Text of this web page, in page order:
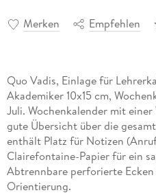
Merken Empfehlen
Quo Vadis, Einlage für
Akademiker 10x15 cm,
Juli. Wochenkalender mit
gute Übersicht über die
enthält Platz für Notizen
Clairefontaine-Papier für ein
Abtrennbare perforierte
Orientierung.